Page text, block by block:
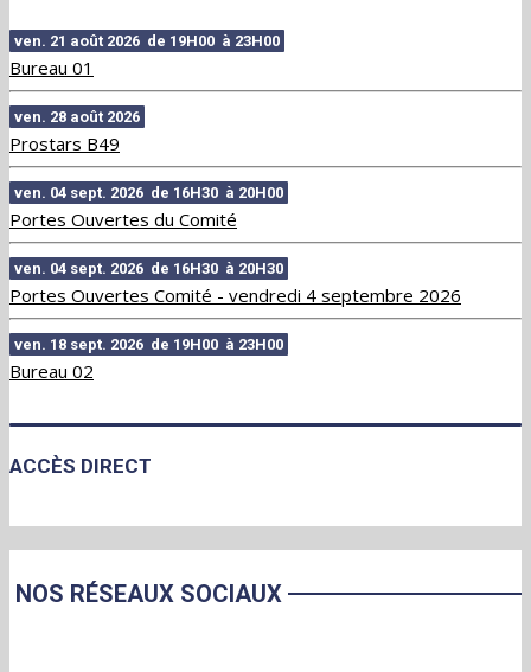
ven. 21 août 2026 de 19H00 à 23H00
Bureau 01
ven. 28 août 2026
Prostars B49
ven. 04 sept. 2026 de 16H30 à 20H00
Portes Ouvertes du Comité
ven. 04 sept. 2026 de 16H30 à 20H30
Portes Ouvertes Comité - vendredi 4 septembre 2026
ven. 18 sept. 2026 de 19H00 à 23H00
Bureau 02
ACCÈS DIRECT
NOS RÉSEAUX SOCIAUX